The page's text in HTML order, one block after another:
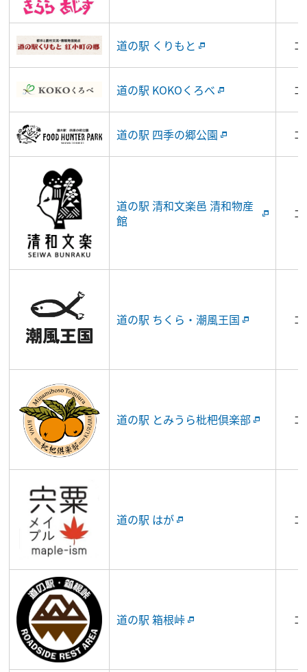
道の駅 くりもと
道の駅 KOKOくろべ
道の駅 四季の郷公園
道の駅 清和文楽邑 清和物産
館
道の駅 ちくら・潮風王国
道の駅 とみうら枇杷倶楽部
道の駅 はが
道の駅 箱根峠